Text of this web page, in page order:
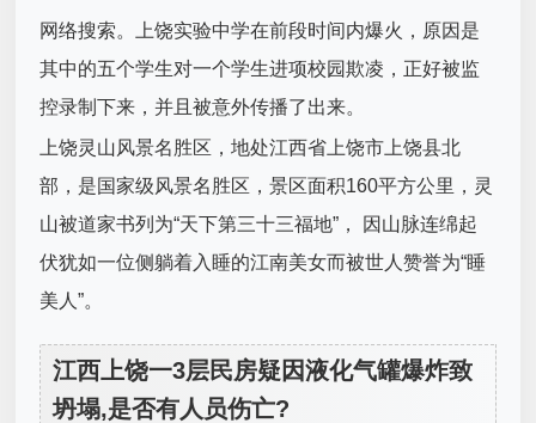
网络搜索。上饶实验中学在前段时间内爆火，原因是
其中的五个学生对一个学生进项校园欺凌，正好被监
控录制下来，并且被意外传播了出来。
上饶灵山风景名胜区，地处江西省上饶市上饶县北
部，是国家级风景名胜区，景区面积160平方公里，灵
山被道家书列为“天下第三十三福地”， 因山脉连绵起
伏犹如一位侧躺着入睡的江南美女而被世人赞誉为“睡
美人”。
江西上饶一3层民房疑因液化气罐爆炸致
坍塌,是否有人员伤亡?